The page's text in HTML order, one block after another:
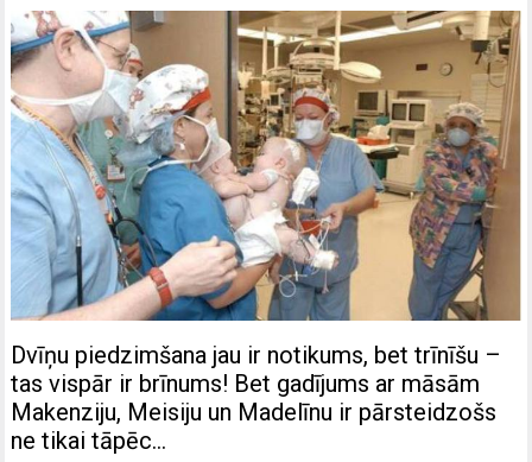
Dvīņu piedzimšana jau ir notikums, bet trīnīšu –
tas vispār ir brīnums! Bet gadījums ar māsām
Makenziju, Meisiju un Madelīnu ir pārsteidzošs
ne tikai tāpēc…